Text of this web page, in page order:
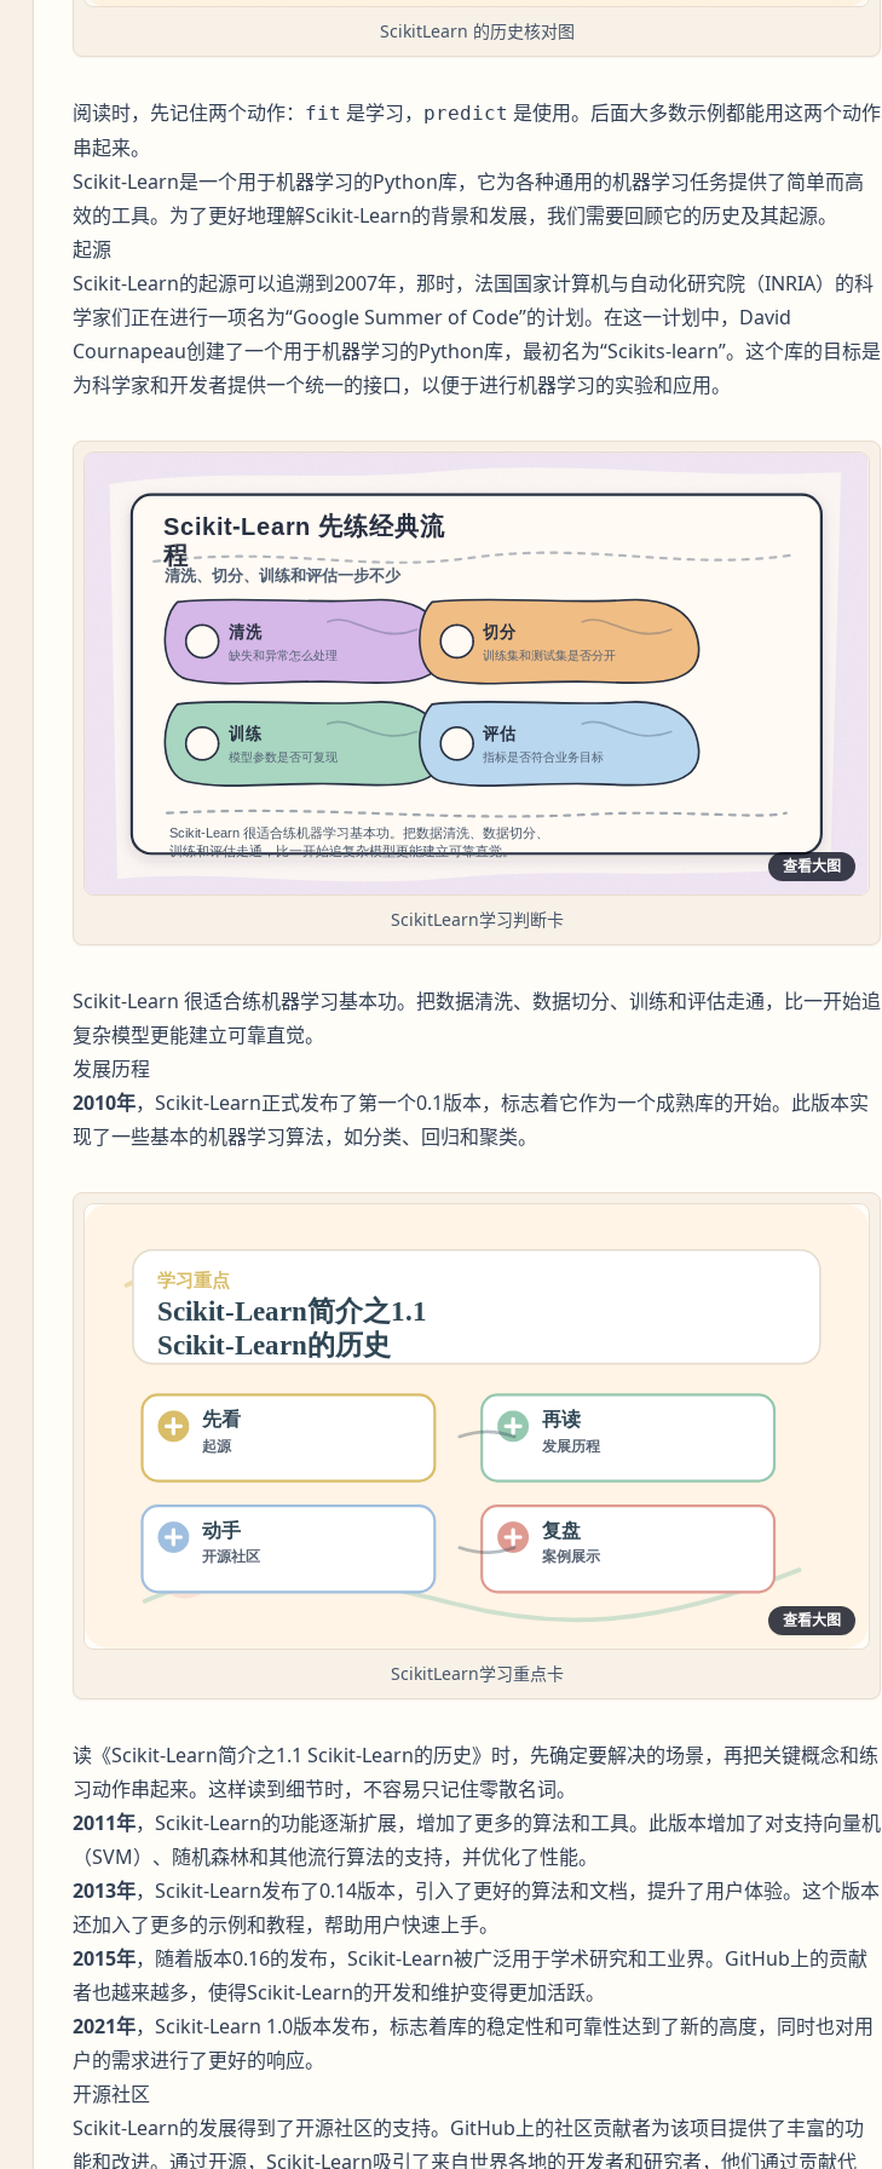
ScikitLearn 的历史核对图
阅读时，先记住两个动作： fit 是学习， predict 是使用。后面大多数示例都能用这两个动作
串起来。
Scikit-Learn是一个用于机器学习的Python库，它为各种通用的机器学习任务提供了简单而高
效的工具。为了更好地理解Scikit-Learn的背景和发展，我们需要回顾它的历史及其起源。
起源
Scikit-Learn的起源可以追溯到2007年，那时，法国国家计算机与自动化研究院（INRIA）的科
学家们正在进行一项名为“Google Summer of Code”的计划。在这一计划中，David
Cournapeau创建了一个用于机器学习的Python库，最初名为“Scikits-learn”。这个库的目标是
为科学家和开发者提供一个统一的接口，以便于进行机器学习的实验和应用。
查看大图
ScikitLearn学习判断卡
Scikit-Learn 很适合练机器学习基本功。把数据清洗、数据切分、训练和评估走通，比一开始追
复杂模型更能建立可靠直觉。
发展历程
2010年，Scikit-Learn正式发布了第一个0.1版本，标志着它作为一个成熟库的开始。此版本实
现了一些基本的机器学习算法，如分类、回归和聚类。
查看大图
ScikitLearn学习重点卡
读《Scikit-Learn简介之1.1 Scikit-Learn的历史》时，先确定要解决的场景，再把关键概念和练
习动作串起来。这样读到细节时，不容易只记住零散名词。
2011年，Scikit-Learn的功能逐渐扩展，增加了更多的算法和工具。此版本增加了对支持向量机
（SVM）、随机森林和其他流行算法的支持，并优化了性能。
2013年，Scikit-Learn发布了0.14版本，引入了更好的算法和文档，提升了用户体验。这个版本
还加入了更多的示例和教程，帮助用户快速上手。
2015年，随着版本0.16的发布，Scikit-Learn被广泛用于学术研究和工业界。GitHub上的贡献
者也越来越多，使得Scikit-Learn的开发和维护变得更加活跃。
2021年，Scikit-Learn 1.0版本发布，标志着库的稳定性和可靠性达到了新的高度，同时也对用
户的需求进行了更好的响应。
开源社区
Scikit-Learn的发展得到了开源社区的支持。GitHub上的社区贡献者为该项目提供了丰富的功
能和改进。通过开源，Scikit-Learn吸引了来自世界各地的开发者和研究者，他们通过贡献代